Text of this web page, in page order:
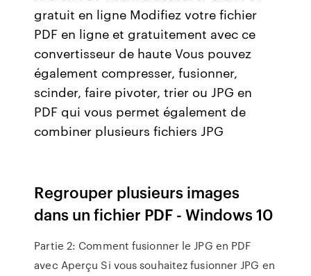
gratuit en ligne Modifiez votre fichier
PDF en ligne et gratuitement avec ce
convertisseur de haute Vous pouvez
également compresser, fusionner,
scinder, faire pivoter, trier ou JPG en
PDF qui vous permet également de
combiner plusieurs fichiers JPG
Regrouper plusieurs images
dans un fichier PDF - Windows 10
Partie 2: Comment fusionner le JPG en PDF
avec Aperçu Si vous souhaitez fusionner JPG en